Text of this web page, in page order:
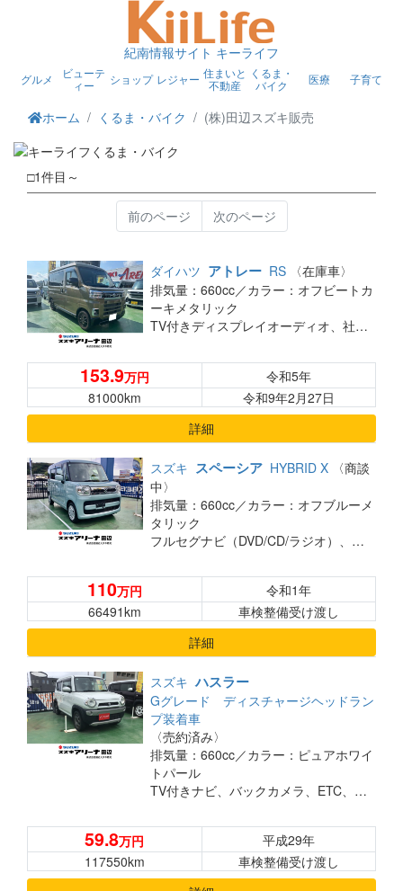
紀南情報サイト キーライフ
グルメ
ビューテ
ィー
ショップ レジャー 住まいと
不動産
くるま・
バイク
医療 子育て
ホーム くるま・バイク (株)田辺スズキ販売
□1件目～
前のページ 次のページ
ダイハツ アトレー RS
〈在庫車〉
排気量：660cc／カラー：オフビートカ
ーキメタリック
TV付きディスプレイオーディオ、社外オフロードタイヤ、社外アルミホイール、バックカメラ、Bluetooth、ETC、前方ドライブレコーダー、両側電動スライドドア、クルーズコントロール
153.9万円
令和5年
81000km
令和9年2月27日
詳細
スズキ スペーシア HYBRID X
〈商談
中〉
排気量：660cc／カラー：オフブルーメ
タリック
フルセグナビ（DVD/CD/ラジオ）、バックカメラ、前後ドライブレコーダー、ETC、車検2年付き！
110万円
令和1年
66491km
車検整備受け渡し
詳細
スズキ ハスラー
Gグレード ディスチャージヘッドラン
プ装着車
〈売約済み〉
排気量：660cc／カラー：ピュアホワイ
トパール
TV付きナビ、バックカメラ、ETC、シートヒーター、車検2年受け渡し！
59.8万円
平成29年
117550km
車検整備受け渡し